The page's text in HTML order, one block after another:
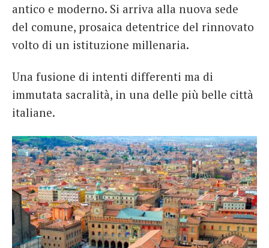
antico e moderno. Si arriva alla nuova sede
del comune, prosaica detentrice del rinnovato
volto di un istituzione millenaria.
Una fusione di intenti differenti ma di
immutata sacralità, in una delle più belle città
italiane.